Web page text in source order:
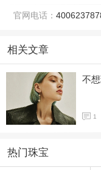
官网电话：
相关文章
不
1
热门珠宝